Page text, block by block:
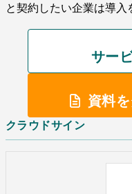
と契約したい企業は導入
サー
資料
クラウドサイン